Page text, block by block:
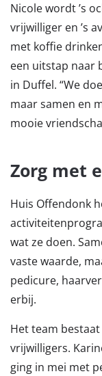
Nicole wordt ’s
vrijwilliger en ’s
met koffie
een uitstap naar
in Duffel. “We
maar samen en
mooie
Zorg met
Huis Offendonk
wat ze doen.
vaste waarde,
pedicure,
erbij.
Het team
vrijwilligers.
ging in mei met